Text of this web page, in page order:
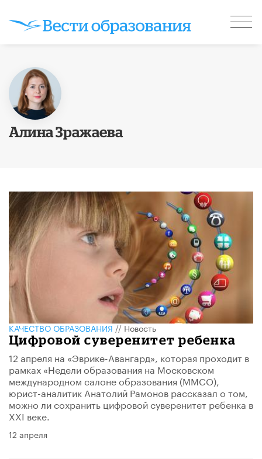
Алина Зражаева
КАЧЕСТВО ОБРАЗОВАНИЯ//Новость
Цифровой суверенитет ребенка
12 апреля на «Эврике-Авангард», которая проходит в
рамках «Недели образования на Московском
международном салоне образования (ММСО),
юрист-аналитик Анатолий Рамонов рассказал о том,
можно ли сохранить цифровой суверенитет ребенка в
XXI веке.
12 апреля